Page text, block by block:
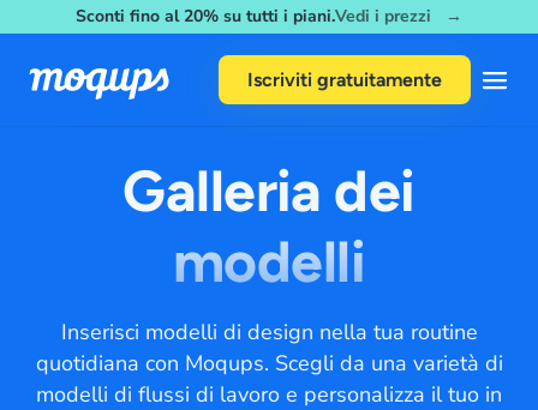
Skip to contentSconti fino al 20% su tutti i piani.Vedi i prezzi →
Iscriviti gratuitamente
Galleria dei
modelli
Inserisci modelli di design nella tua routine
quotidiana con Moqups. Scegli da una varietà di
modelli di flussi di lavoro e personalizza il tuo in